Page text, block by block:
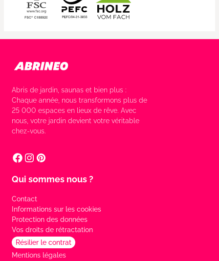
Abris de jardin, saunas et bien plus :
Chaque année, nous transformons plus de
25 000 espaces en lieux de rêve. Avec
nous, votre jardin devient votre véritable
chez-vous.
Qui sommes nous ?
Contact
Informations sur les cookies
Protection des données
Vos droits de rétractation
Résilier le contrat
Mentions légales